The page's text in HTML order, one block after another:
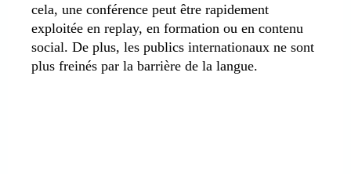
cela, une conférence peut être rapidement
exploitée en replay, en formation ou en contenu
social. De plus, les publics internationaux ne sont
plus freinés par la barrière de la langue.